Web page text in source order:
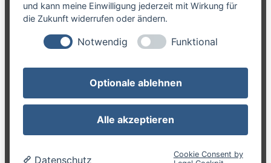
ist eine Marke der NCN GmbH
NCN GmbH
Anrather Str. 21
47877 Willich
und kann meine Einwilligung jederzeit mit Wirkung für
die Zukunft widerrufen oder ändern.
Notwendig Funktional
Optionale ablehnen
Alle akzeptieren
Datenschutz
Cookie Consent by